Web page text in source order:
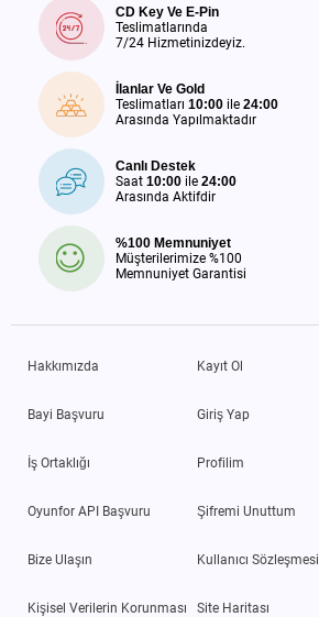
CD Key Ve E-Pin
Teslimatlarında
7/24 Hizmetinizdeyiz.
İlanlar Ve Gold
Teslimatları 10:00 ile 24:00
Arasında Yapılmaktadır
Canlı Destek
Saat 10:00 ile 24:00
Arasında Aktifdir
%100 Memnuniyet
Müşterilerimize %100
Memnuniyet Garantisi
Hakkımızda
Bayi Başvuru
İş Ortaklığı
Oyunfor API Başvuru
Bize Ulaşın
Kişisel Verilerin Korunması
Kayıt Ol
Giriş Yap
Profilim
Şifremi Unuttum
Kullanıcı Sözleşmesi
Site Haritası